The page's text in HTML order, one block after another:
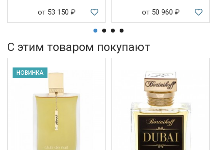
от 53 150 ₽ от 50 960 ₽
С этим товаром покупают
НОВИНКА